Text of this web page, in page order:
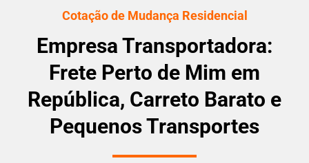
Cotação de Mudança Residencial
Empresa Transportadora:
Frete Perto de Mim em
República, Carreto Barato e
Pequenos Transportes